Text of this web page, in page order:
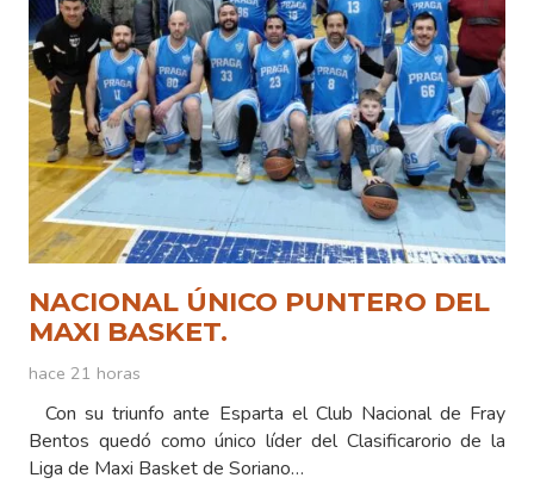
NACIONAL ÚNICO PUNTERO DEL
MAXI BASKET.
hace 21 horas
Con su triunfo ante Esparta el Club Nacional de Fray
Bentos quedó como único líder del Clasificarorio de la
Liga de Maxi Basket de Soriano…